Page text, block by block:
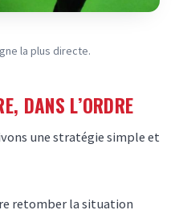
la plus directe.
DANS L’ORDRE
une stratégie simple et
retomber la situation